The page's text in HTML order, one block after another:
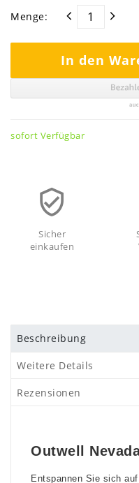
Menge:
In den
sofort Verfügbar
Sicher
einkaufen
Beschreibung
Weitere Details
Rezensionen
Outwell
Entspannen Sie sich